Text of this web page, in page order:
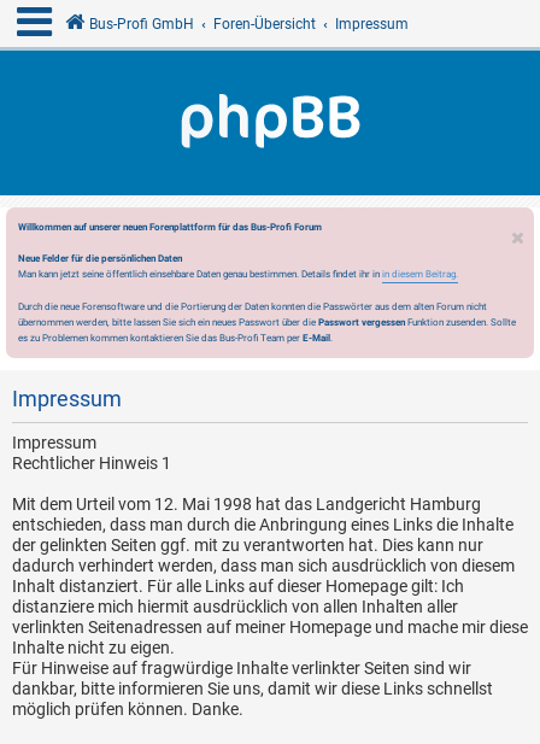
Bus-Profi GmbH Foren-Übersicht Impressum
Willkommen auf unserer neuen Forenplattform für das Bus-Profi Forum
Neue Felder für die persönlichen Daten
Man kann jetzt seine öffentlich einsehbare Daten genau bestimmen. Details findet ihr in in diesem Beitrag.
Durch die neue Forensoftware und die Portierung der Daten konnten die Passwörter aus dem alten Forum nicht
übernommen werden, bitte lassen Sie sich ein neues Passwort über die Passwort vergessen Funktion zusenden. Sollte
es zu Problemen kommen kontaktieren Sie das Bus-Profi Team per E-Mail.
Impressum
Impressum
Rechtlicher Hinweis 1
Mit dem Urteil vom 12. Mai 1998 hat das Landgericht Hamburg
entschieden, dass man durch die Anbringung eines Links die Inhalte
der gelinkten Seiten ggf. mit zu verantworten hat. Dies kann nur
dadurch verhindert werden, dass man sich ausdrücklich von diesem
Inhalt distanziert. Für alle Links auf dieser Homepage gilt: Ich
distanziere mich hiermit ausdrücklich von allen Inhalten aller
verlinkten Seitenadressen auf meiner Homepage und mache mir diese
Inhalte nicht zu eigen.
Für Hinweise auf fragwürdige Inhalte verlinkter Seiten sind wir
dankbar, bitte informieren Sie uns, damit wir diese Links schnellst
möglich prüfen können. Danke.